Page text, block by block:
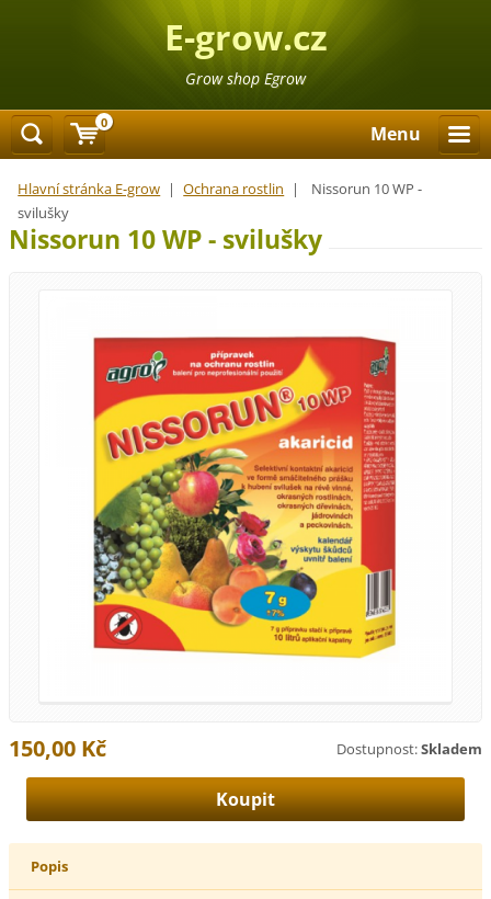
E-grow.cz
Grow shop Egrow
Menu
Hlavní stránka E-grow | Ochrana rostlin |
Nissorun 10 WP -
svilušky
Nissorun 10 WP - svilušky
Dostupnost:Skladem
150,00 Kč
Popis
0